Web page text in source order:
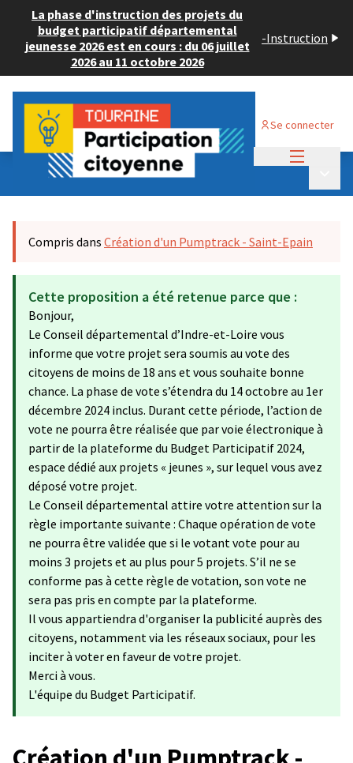
La phase d'instruction des projets du
budget participatif départemental
jeunesse 2026 est en cours : du 06 juillet
2026 au 11 octobre 2026
-Instruction
Se connecter
Budget Participatif JEUNESSE 2024
💡 Consulter les projets déposés
Compris dans Création d'un Pumptrack - Saint-Epain
Cette proposition a été retenue parce que :
Bonjour,
Le Conseil départemental d’Indre-et-Loire vous
informe que votre projet sera soumis au vote des
citoyens de moins de 18 ans et vous souhaite bonne
chance. La phase de vote s’étendra du 14 octobre au 1er
décembre 2024 inclus. Durant cette période, l’action de
vote ne pourra être réalisée que par voie électronique à
partir de la plateforme du Budget Participatif 2024,
espace dédié aux projets « jeunes », sur lequel vous avez
déposé votre projet.
Le Conseil départemental attire votre attention sur la
règle importante suivante : Chaque opération de vote
ne pourra être validée que si le votant vote pour au
moins 3 projets et au plus pour 5 projets. S’il ne se
conforme pas à cette règle de votation, son vote ne
sera pas pris en compte par la plateforme.
Il vous appartiendra d'organiser la publicité auprès des
citoyens, notamment via les réseaux sociaux, pour les
inciter à voter en faveur de votre projet.
Merci à vous.
L'équipe du Budget Participatif.